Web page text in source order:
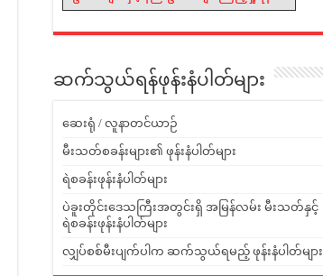
ဆက်သွယ်ရန်ဖုန်းနံပါတ်များ
ဆေးရုံ / လူနာတင်ယာဉ်
မီးသတ်စခန်းများ၏ ဖုန်းနံပါတ်များ
ရဲစခန်းဖုန်းနံပါတ်များ
ပဲခူးတိုင်းဒေသကြီးအတွင်းရှိ အမြန်လမ်း မီးသတ်နှင့်
ရဲစခန်းဖုန်းနံပါတ်များ
လျှပ်စစ်မီးပျက်ပါက ဆက်သွယ်ရမည့် ဖုန်းနံပါတ်များ